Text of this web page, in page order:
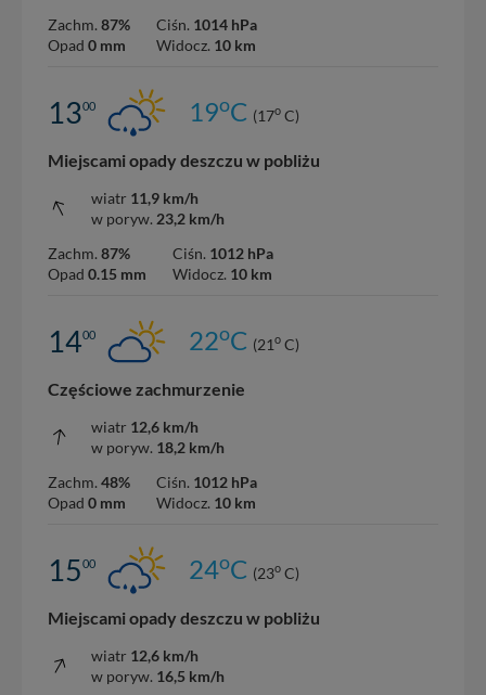
Zachm. 87%
Opad 0 mm
Ciśn. 1014 hPa
Widocz. 10 km
1300 19oC (17o C)
Miejscami opady deszczu w pobliżu
wiatr 11,9 km/h
w poryw. 23,2 km/h
Zachm. 87%
Opad 0.15 mm
Ciśn. 1012 hPa
Widocz. 10 km
1400 22oC (21o C)
Częściowe zachmurzenie
wiatr 12,6 km/h
w poryw. 18,2 km/h
Zachm. 48%
Opad 0 mm
Ciśn. 1012 hPa
Widocz. 10 km
1500 24oC (23o C)
Miejscami opady deszczu w pobliżu
wiatr 12,6 km/h
w poryw. 16,5 km/h